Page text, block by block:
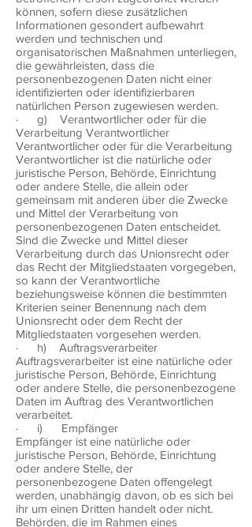
können, sofern diese zusätzlichen
Informationen gesondert aufbewahrt
werden und technischen und
organisatorischen Maßnahmen unterliegen,
die gewährleisten, dass die
personenbezogenen Daten nicht einer
identifizierten oder identifizierbaren
natürlichen Person zugewiesen werden.
· g) Verantwortlicher oder für die
Verarbeitung Verantwortlicher
Verantwortlicher oder für die Verarbeitung
Verantwortlicher ist die natürliche oder
juristische Person, Behörde, Einrichtung
oder andere Stelle, die allein oder
gemeinsam mit anderen über die Zwecke
und Mittel der Verarbeitung von
personenbezogenen Daten entscheidet.
Sind die Zwecke und Mittel dieser
Verarbeitung durch das Unionsrecht oder
das Recht der Mitgliedstaaten vorgegeben,
so kann der Verantwortliche
beziehungsweise können die bestimmten
Kriterien seiner Benennung nach dem
Unionsrecht oder dem Recht der
Mitgliedstaaten vorgesehen werden.
· h) Auftragsverarbeiter
Auftragsverarbeiter ist eine natürliche oder
juristische Person, Behörde, Einrichtung
oder andere Stelle, die personenbezogene
Daten im Auftrag des Verantwortlichen
verarbeitet.
· i) Empfänger
Empfänger ist eine natürliche oder
juristische Person, Behörde, Einrichtung
oder andere Stelle, der
personenbezogene Daten offengelegt
werden, unabhängig davon, ob es sich bei
ihr um einen Dritten handelt oder nicht.
Behörden, die im Rahmen eines